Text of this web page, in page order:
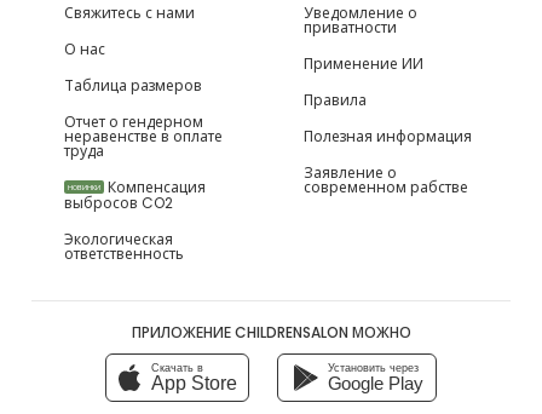
Свяжитесь с нами
О нас
Таблица размеров
Отчет о гендерном
неравенстве в оплате
труда
НОВИНКИ Компенсация
выбросов CO2
Экологическая
ответственность
Уведомление о
приватности
Применение ИИ
Правила
Полезная информация
Заявление о
современном рабстве
ПРИЛОЖЕНИЕ CHILDRENSALON МОЖНО
Скачать в
App Store
Установить через
Google Play